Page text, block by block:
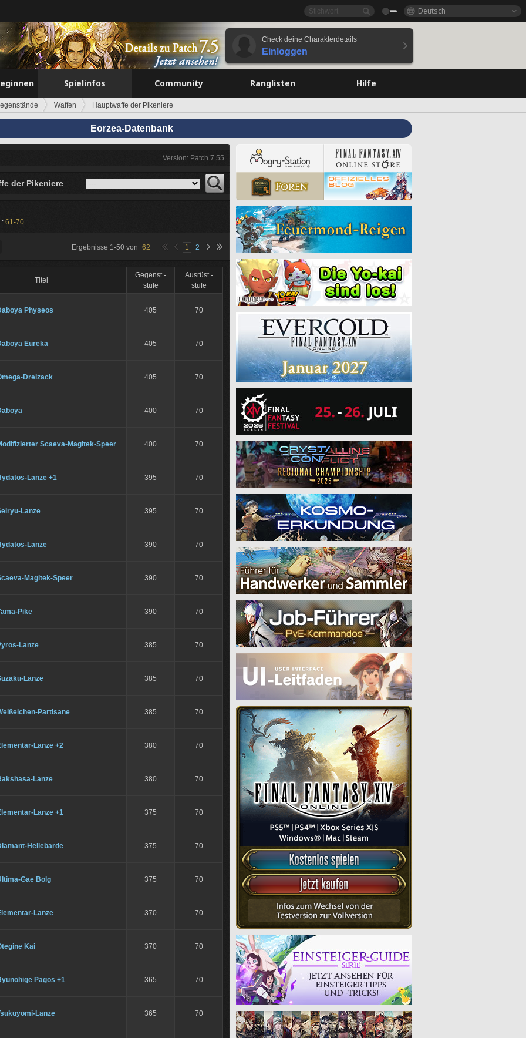
Deutsch
Check deine Charakterdetails
Einloggen
Spielinfos Community Ranglisten Hilfe
Waffen Hauptwaffe der Pikeniere
Eorzea-Datenbank
Version: Patch 7.55
der Pikeniere
: 61-70
Ergebnisse 1-50 von 62 1 2
Titel
Gegenst.-
stufe
Ausrüst.-
stufe
Physeos 405 70
Eureka 405 70
Dreizack 405 70
400 70
Scaeva-Magitek-Speer 400 70
Lanze +1 395 70
Lanze 395 70
Lanze 390 70
Magitek-Speer 390 70
Pike 390 70
Lanze 385 70
Lanze 385 70
Partisane 385 70
Lanze +2 380 70
Lanze 380 70
Lanze +1 375 70
Hellebarde 375 70
Gae Bolg 375 70
Lanze 370 70
Kai 370 70
Pagos +1 365 70
Lanze 365 70